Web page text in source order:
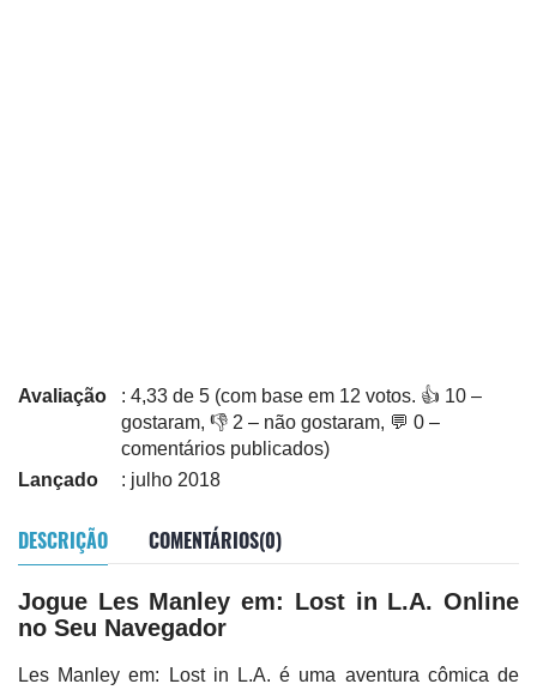
Avaliação
: 4,33 de 5 (com base em 12 votos. 👍 10 –
gostaram, 👎 2 – não gostaram, 💬 0 –
comentários publicados)
Lançado
: julho 2018
DESCRIÇÃO COMENTÁRIOS(0)
Jogue Les Manley em: Lost in L.A. Online
no Seu Navegador
Les Manley em: Lost in L.A. é uma aventura cômica de